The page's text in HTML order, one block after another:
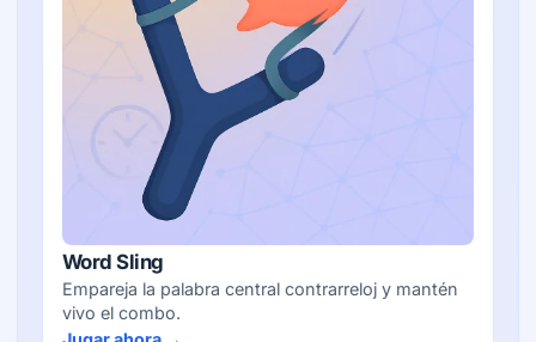
Word Sling
Empareja la palabra central contrarreloj y mantén
vivo el combo.